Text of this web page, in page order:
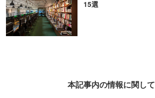
15選
本記事内の情報に関して